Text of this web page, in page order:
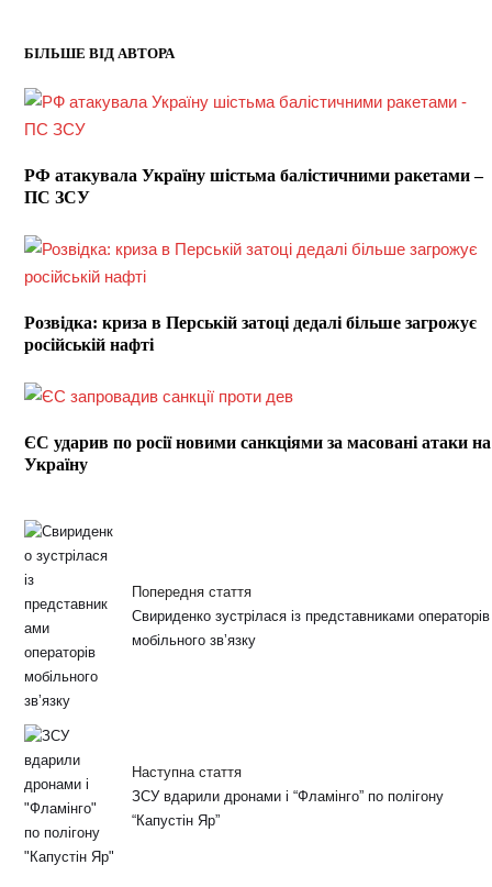
БІЛЬШЕ ВІД АВТОРА
РФ атакувала Україну шістьма балістичними ракетами –
ПС ЗСУ
Розвідка: криза в Перській затоці дедалі більше загрожує
російській нафті
ЄС ударив по росії новими санкціями за масовані атаки на
Україну
Попередня стаття
Свириденко зустрілася із представниками операторів
мобільного звʼязку
Наступна стаття
ЗСУ вдарили дронами і “Фламінго” по полігону
“Капустін Яр”